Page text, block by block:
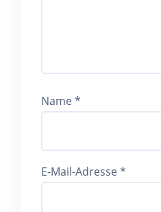
Name*
E-Mail-Adresse*